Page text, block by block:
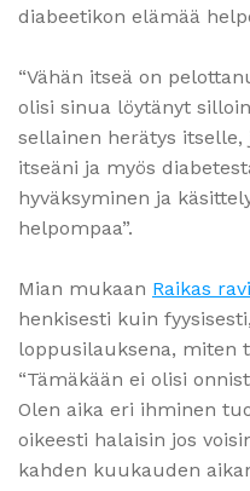
diabeetikon elämää
“Vähän itseä on
olisi sinua löytänyt
sellainen herätys
itseäni ja myös
hyväksyminen ja
helpompaa”.
Mian mukaan Raikas
henkisesti kuin
loppusilauksena, miten
“Tämäkään ei olisi
Olen aika eri ihminen
oikeesti halaisin jos
kahden kuukauden